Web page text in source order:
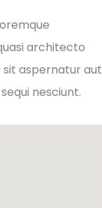
architecto
aspernatur aut
nesciunt.